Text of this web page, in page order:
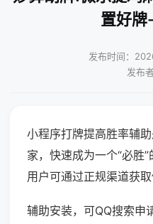
置好牌
发布时间：
发布
小程序打牌提高胜率辅
家，快速成为一个“必胜
用户可通过正规渠道获取
辅助安装，可QQ搜索